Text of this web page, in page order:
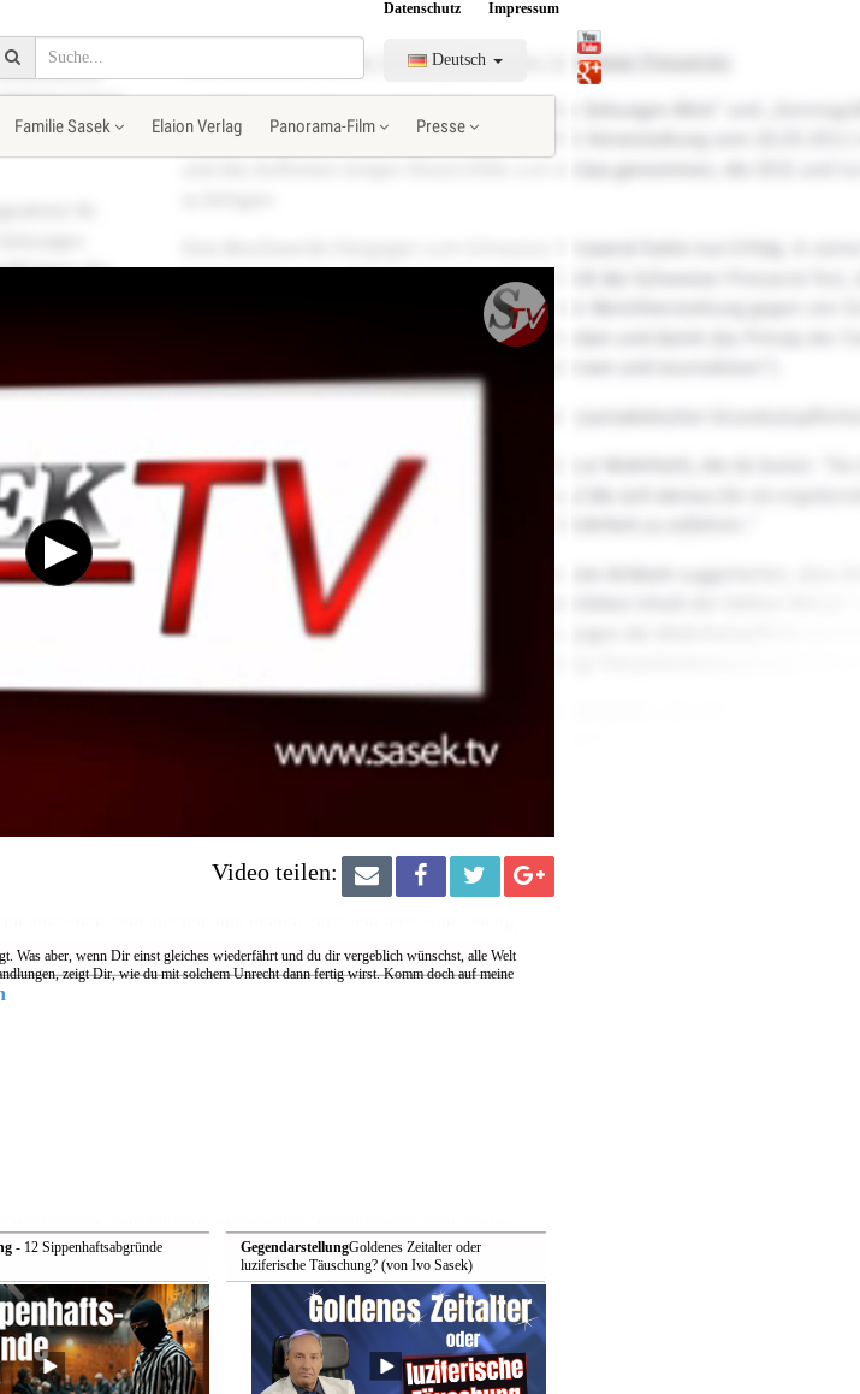
Datenschutz Impressum
Deutsch
Familie Sasek Elaion Verlag Panorama-Film Presse
Video teilen:
Was aber, wenn Dir einst gleiches wiederfährt und du dir vergeblich wünschst, alle Welt
zeigt Dir, wie du mit solchem Unrecht dann fertig wirst. Komm doch auf meine
- 12 Sippenhaftsabgründe GegendarstellungGoldenes Zeitalter oder
luziferische Täuschung? (von Ivo Sasek)